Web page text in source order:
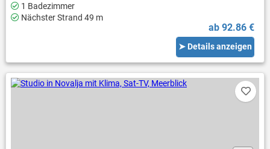
1 Badezimmer
Nächster Strand 49 m
ab 92.86 €
➤ Details anzeigen